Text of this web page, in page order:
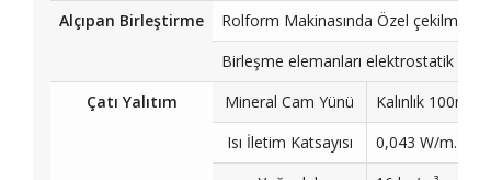
Alçıpan Birleştirme
Rolform Makinasında Özel çekilmiş
Birleşme elemanları elektrostatik
Çatı Yalıtım
Mineral Cam Yünü
Kalınlık 100m;
Isı İletim Katsayısı
0,043 W/m.K